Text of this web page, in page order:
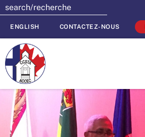
ENGLISH CONTACTEZ-NOUS